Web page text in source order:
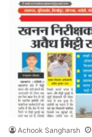
Achook Sangharsh